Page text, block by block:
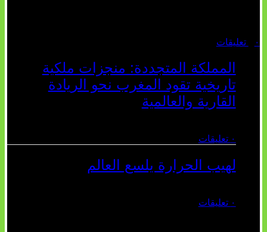
المملكة المتجددة: منجزات ملكية
تاريخية تقود المغرب نحو الريادة
القارية والعالمية
لهيب الحرارة يلسع العالم